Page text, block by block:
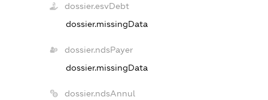
dossier.esvDebt
dossier.missingData
dossier.ndsPayer
dossier.missingData
dossier.ndsAnnul